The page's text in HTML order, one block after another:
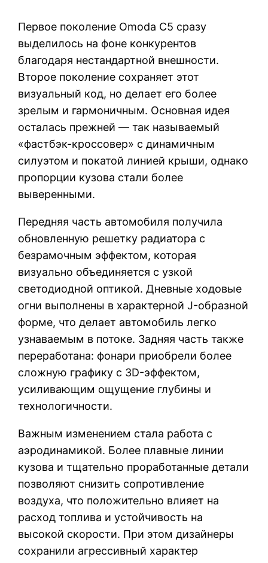
Первое поколение Omoda C5 сразу
выделилось на фоне конкурентов
благодаря нестандартной внешности.
Второе поколение сохраняет этот
визуальный код, но делает его более
зрелым и гармоничным. Основная идея
осталась прежней — так называемый
«фастбэк-кроссовер» с динамичным
силуэтом и покатой линией крыши, однако
пропорции кузова стали более
выверенными.
Передняя часть автомобиля получила
обновленную решетку радиатора с
безрамочным эффектом, которая
визуально объединяется с узкой
светодиодной оптикой. Дневные ходовые
огни выполнены в характерной J-образной
форме, что делает автомобиль легко
узнаваемым в потоке. Задняя часть также
переработана: фонари приобрели более
сложную графику с 3D-эффектом,
усиливающим ощущение глубины и
технологичности.
Важным изменением стала работа с
аэродинамикой. Более плавные линии
кузова и тщательно проработанные детали
позволяют снизить сопротивление
воздуха, что положительно влияет на
расход топлива и устойчивость на
высокой скорости. При этом дизайнеры
сохранили агрессивный характер